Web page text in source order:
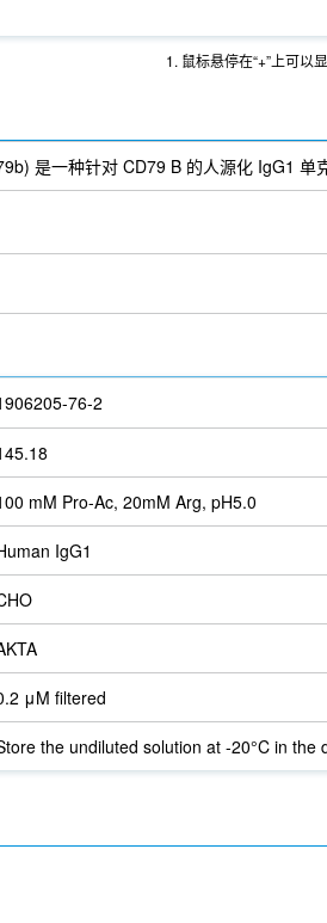
1. 鼠标悬停在“+”上可以
是一种针对 CD79 B 的人源化 IgG1 单
76-2
mM Pro-Ac, 20mM Arg, pH5.0
IgG1
μM filtered
the undiluted solution at -20°C in the